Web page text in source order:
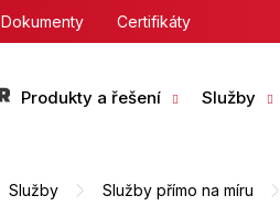
Dokumenty Certifikáty
Produkty a řešení Služby
Služby Služby přímo na míru